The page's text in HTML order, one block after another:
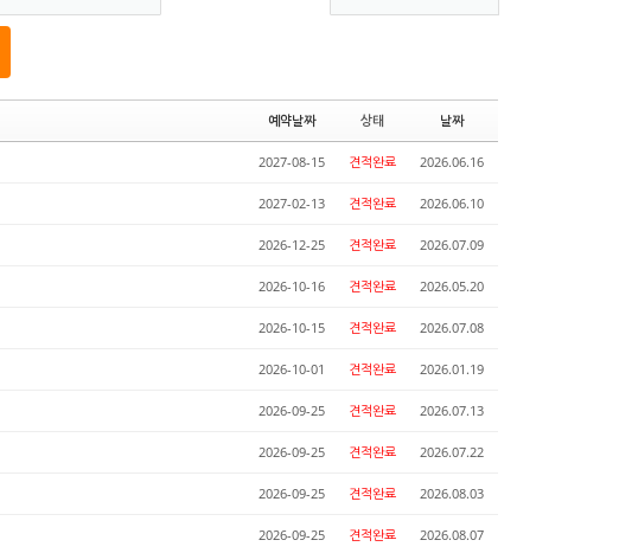
예약날짜 상태 날짜
2027-08-15 견적완료 2026.06.16
2027-02-13 견적완료 2026.06.10
2026-12-25 견적완료 2026.07.09
2026-10-16 견적완료 2026.05.20
2026-10-15 견적완료 2026.07.08
2026-10-01 견적완료 2026.01.19
2026-09-25 견적완료 2026.07.13
2026-09-25 견적완료 2026.07.22
2026-09-25 견적완료 2026.08.03
2026-09-25 견적완료 2026.08.07